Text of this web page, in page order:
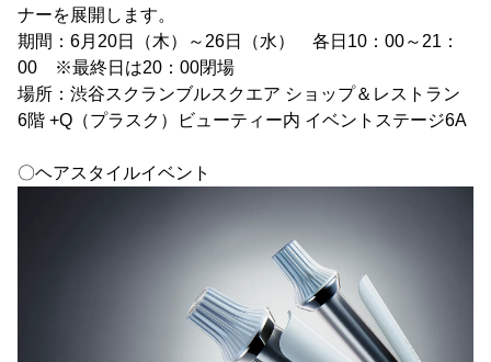
ナーを展開します。
期間：6月20日（木）～26日（水） 各日10：00～21：
00 ※最終日は20：00閉場
場所：渋谷スクランブルスクエア ショップ＆レストラン
6階 +Q（プラスク）ビューティー内 イベントステージ6A
〇ヘアスタイルイベント